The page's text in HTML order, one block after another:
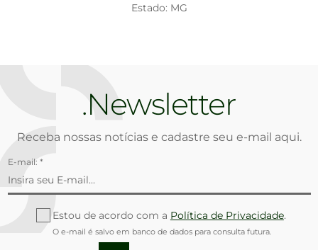
Estado: MG
Newsletter
Receba nossas notícias e cadastre seu e-mail aqui.
E-mail: *
Estou de acordo com a Política de Privacidade.
O e-mail é salvo em banco de dados para consulta futura.